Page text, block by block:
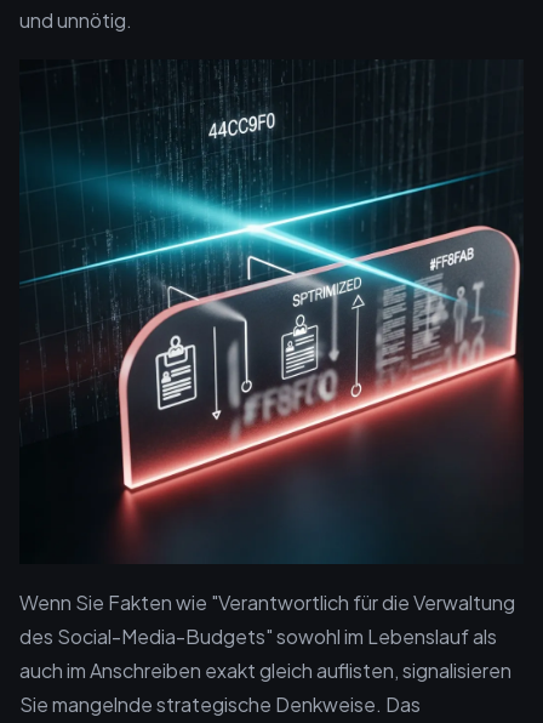
und unnötig.
Wenn Sie Fakten wie "Verantwortlich für die Verwaltung
des Social-Media-Budgets" sowohl im Lebenslauf als
auch im Anschreiben exakt gleich auflisten, signalisieren
Sie mangelnde strategische Denkweise. Das